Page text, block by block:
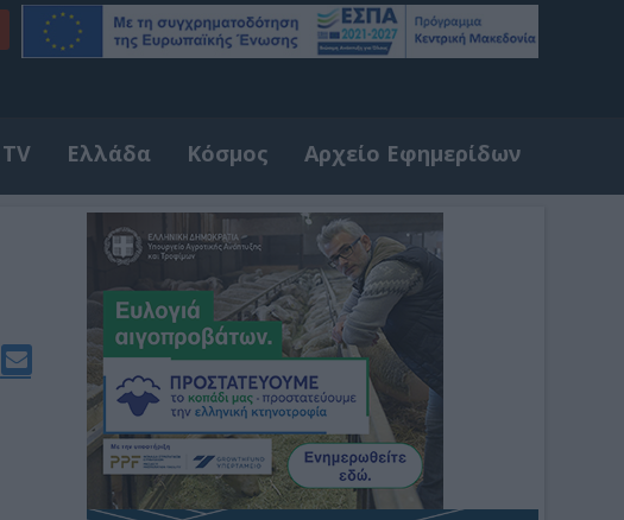
Ελλάδα Κόσμος Αρχείο Εφημερίδων